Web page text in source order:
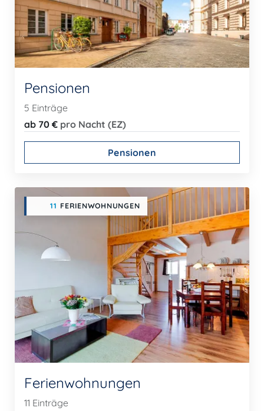
Pensionen
5 Einträge
ab 70 € pro Nacht (EZ)
Pensionen
11 FERIENWOHNUNGEN
Ferienwohnungen
11 Einträge